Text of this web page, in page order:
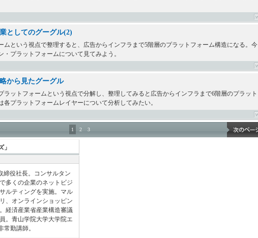
としてのグーグル(2)
ムという視点で整理すると、広告からインフラまで5階層のプラットフォーム構造になる。今
プラットフォームについて見てみよう。
から見たグーグル
ラットフォームという視点で分解し、整理してみると広告からインフラまで6階層のプラット
プラットフォームレイヤーについて分析してみたい。
1 2 3
」
締役社長。コンサルタン
多くの企業のネットビジ
ルティングを実施。マル
、オンラインショッピン
経済産業省産業構造審議
。青山学院大学大学院エ
常勤講師。